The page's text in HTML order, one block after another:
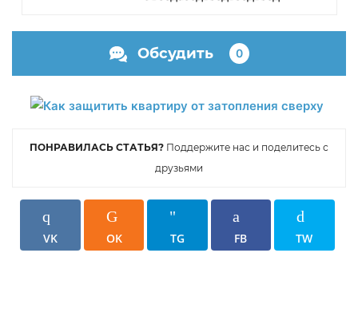
Обсудить 0
ПОНРАВИЛАСЬ СТАТЬЯ? Поддержите нас и поделитесь с
друзьями
VK OK TG FB TW